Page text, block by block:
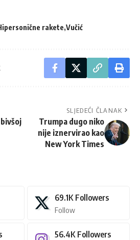
rakete Vučić
SLJEDEĆI ČLANAK
Trumpa dugo niko
nije iznervirao kao
New York Times
69.1K Followers
Follow
56.4K Followers